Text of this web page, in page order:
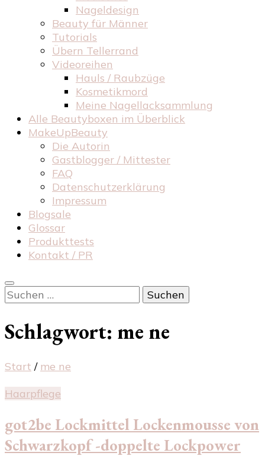
Nageldesign
Beauty für Männer
Tutorials
Übern Tellerrand
Videoreihen
Hauls / Raubzüge
Kosmetikmord
Meine Nagellacksammlung
Alle Beautyboxen im Überblick
MakeUpBeauty
Die Autorin
Gastblogger / Mittester
FAQ
Datenschutzerklärung
Impressum
Blogsale
Glossar
Produkttests
Kontakt / PR
Suchen
nach:
Schlagwort: me ne
Start / me ne
Haarpflege
got2be Lockmittel Lockenmousse von
Schwarzkopf -doppelte Lockpower